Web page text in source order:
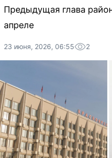
Предыдущая глава
апреле
23 июня, 2026, 06:55 2